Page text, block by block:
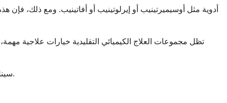
تظل مجموعات العلاج الكيميائي التقليدية خيارات علاجية
سيناقش طبيب الأورام جميع الخيارات المتاحة معك، مع الأخذ في الاعتبار الميزات المحددة لسرطانك وصحتك العامة وتفضيلات العلاج الخاصة بك.